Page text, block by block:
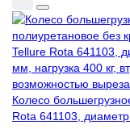
Колесо
Rota 641103, диаметр